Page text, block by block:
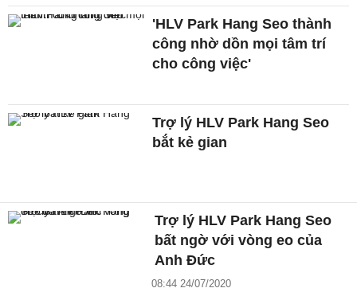
'HLV Park Hang Seo thành
công nhờ dồn mọi tâm trí
cho công việc'
Trợ lý HLV Park Hang Seo
bắt kẻ gian
Trợ lý HLV Park Hang Seo
bất ngờ với vòng eo của
Anh Đức
08:44 24/07/2020